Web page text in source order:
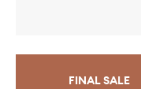
FINAL SALE